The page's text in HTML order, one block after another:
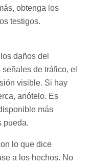
obtenga los
testigos.
daños del
de tráfico, el
visible. Si hay
anótelo. Es
más
pueda.
lo que dice
a los hechos. No